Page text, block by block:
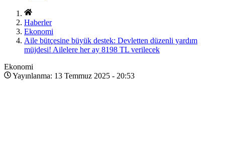
Haberler
Ekonomi
Aile bütçesine büyük destek: Devletten düzenli yardım
müjdesi! Ailelere her ay 8198 TL verilecek
Ekonomi
Yayınlanma: 13 Temmuz 2025 - 20:53